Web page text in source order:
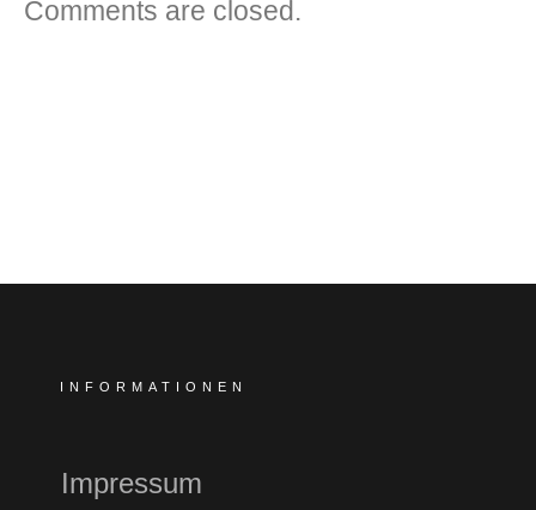
Comments are closed.
INFORMATIONEN
Impressum